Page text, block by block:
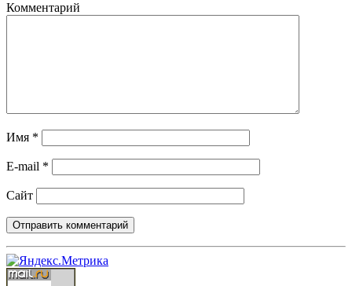
Комментарий
Имя *
E-mail *
Сайт